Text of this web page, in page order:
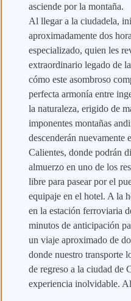
asciende por la montaña.
Al llegar a la ciudadela,
aproximadamente dos
especializado, quien les
extraordinario legado de
cómo este asombroso
perfecta armonía entre
la naturaleza, erigido de
imponentes montañas
descenderán nuevamente
Calientes, donde podrán
almuerzo en uno de los
libre para pasear por el
equipaje en el hotel. A la
en la estación ferroviaria
minutos de anticipación
un viaje aproximado de
donde nuestro transporte
de regreso a la ciudad de
experiencia inolvidable.